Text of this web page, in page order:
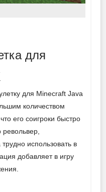
для
для Minecraft Java
количеством
его соигроки быстро
револьвер,
использовать в
добавляет в игру